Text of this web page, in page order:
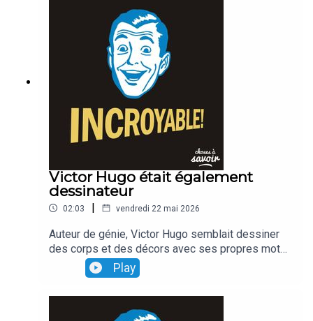
Victor Hugo était également
dessinateur
02:03 | vendredi 22 mai 2026
Auteur de génie, Victor Hugo semblait dessiner
des corps et des décors avec ses propres mots.
Ce qui est moins connu, en revanche, c'est que
l'écrivain était également... dessinateur, et qu'il
faisait ses propres illustrations
Play